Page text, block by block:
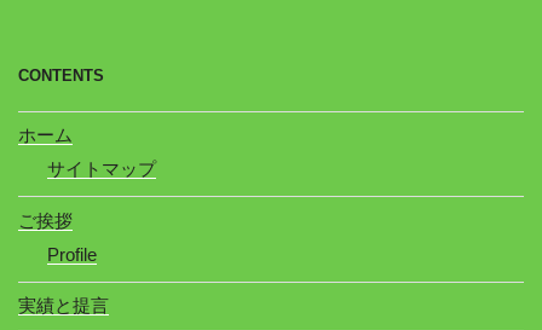
CONTENTS
ホーム
サイトマップ
ご挨拶
Profile
実績と提言